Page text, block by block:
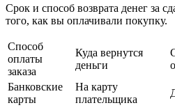
Срок и способ возврата денег за
того, как вы оплачивали покупку.
Способ
оплаты
заказа
Куда вернутся
деньги
Банковские
карты
На карту
плательщика